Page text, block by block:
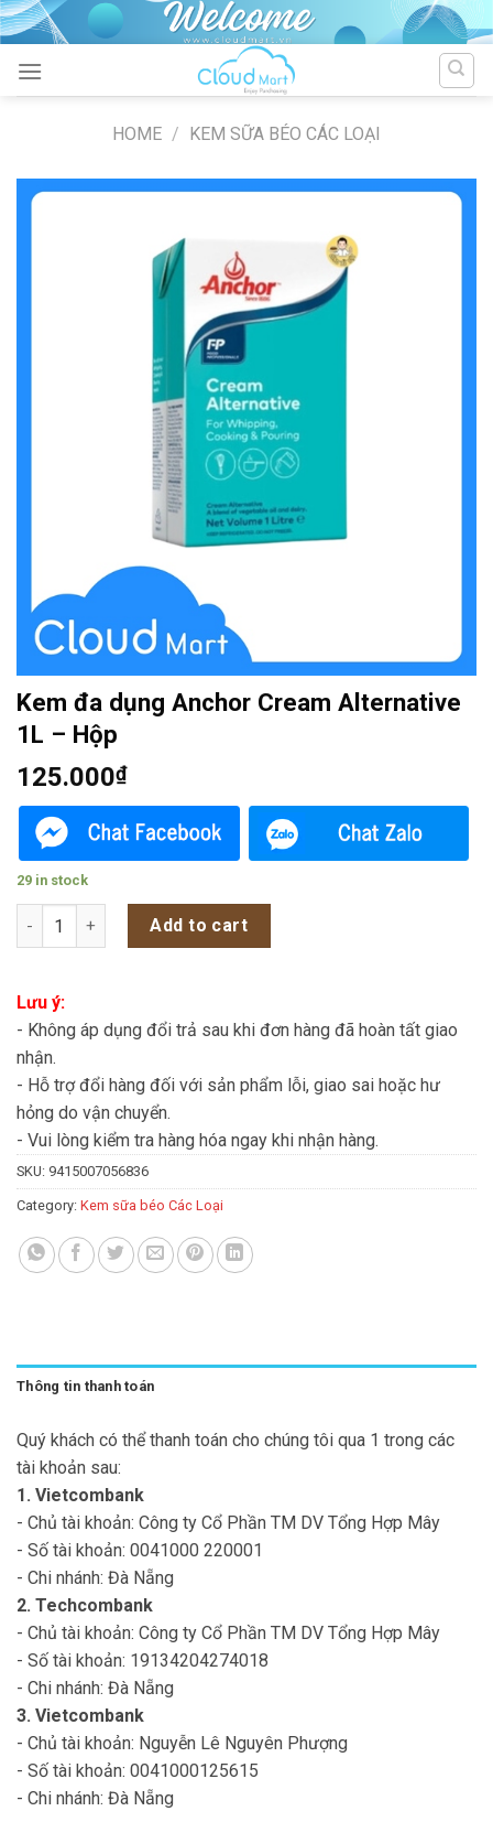
Skip
to
content
HOME / KEM SỮA BÉO CÁC LOẠI
Kem đa dụng Anchor Cream Alternative
1L – Hộp
125.000₫
29 in stock
Kem đa dụng Anchor Cream Alternative 1L - Hộp quantity
Add to cart
Lưu ý:
- Không áp dụng đổi trả sau khi đơn hàng đã hoàn tất giao
nhận.
- Hỗ trợ đổi hàng đối với sản phẩm lỗi, giao sai hoặc hư
hỏng do vận chuyển.
- Vui lòng kiểm tra hàng hóa ngay khi nhận hàng.
SKU: 9415007056836
Category: Kem sữa béo Các Loại
Thông tin thanh toán
Quý khách có thể thanh toán cho chúng tôi qua 1 trong các
tài khoản sau:
1. Vietcombank
- Chủ tài khoản: Công ty Cổ Phần TM DV Tổng Hợp Mây
- Số tài khoản: 0041000 220001
- Chi nhánh: Đà Nẵng
2. Techcombank
- Chủ tài khoản: Công ty Cổ Phần TM DV Tổng Hợp Mây
- Số tài khoản: 19134204274018
- Chi nhánh: Đà Nẵng
3. Vietcombank
- Chủ tài khoản: Nguyễn Lê Nguyên Phượng
- Số tài khoản: 0041000125615
- Chi nhánh: Đà Nẵng